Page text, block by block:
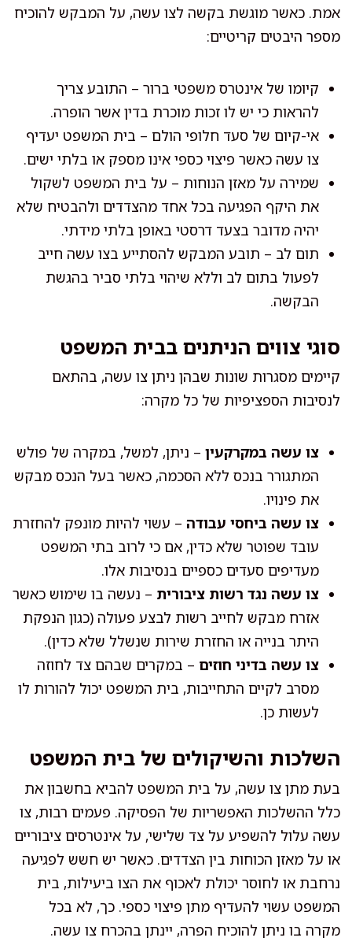
אמת. כאשר מוגשת בקשה לצו עשה, על המבקש להוכיח
מספר היבטים קריטיים:
קיומו של אינטרס משפטי ברור – התובע צריך
להראות כי יש לו זכות מוכרת בדין אשר הופרה.
אי-קיום של סעד חלופי הולם – בית המשפט יעדיף
צו עשה כאשר פיצוי כספי אינו מספק או בלתי ישים.
שמירה על מאזן הנוחות – על בית המשפט לשקול
את היקף הפגיעה בכל אחד מהצדדים ולהבטיח שלא
יהיה מדובר בצעד דרסטי באופן בלתי מידתי.
תום לב – תובע המבקש להסתייע בצו עשה חייב
לפעול בתום לב וללא שיהוי בלתי סביר בהגשת
הבקשה.
סוגי צווים הניתנים בבית המשפט
קיימים מסגרות שונות שבהן ניתן צו עשה, בהתאם
לנסיבות הספציפיות של כל מקרה:
צו עשה במקרקעין – ניתן, למשל, במקרה של פולש
המתגורר בנכס ללא הסכמה, כאשר בעל הנכס מבקש
את פינויו.
צו עשה ביחסי עבודה – עשוי להיות מונפק להחזרת
עובד שפוטר שלא כדין, אם כי לרוב בתי המשפט
מעדיפים סעדים כספיים בנסיבות אלו.
צו עשה נגד רשות ציבורית – נעשה בו שימוש כאשר
אזרח מבקש לחייב רשות לבצע פעולה (כגון הנפקת
היתר בנייה או החזרת שירות שנשלל שלא כדין).
צו עשה בדיני חוזים – במקרים שבהם צד לחוזה
מסרב לקיים התחייבות, בית המשפט יכול להורות לו
לעשות כן.
השלכות והשיקולים של בית המשפט
בעת מתן צו עשה, על בית המשפט להביא בחשבון את
כלל ההשלכות האפשריות של הפסיקה. פעמים רבות, צו
עשה עלול להשפיע על צד שלישי, על אינטרסים ציבוריים
או על מאזן הכוחות בין הצדדים. כאשר יש חשש לפגיעה
נרחבת או לחוסר יכולת לאכוף את הצו ביעילות, בית
המשפט עשוי להעדיף מתן פיצוי כספי. כך, לא בכל
מקרה בו ניתן להוכיח הפרה, יינתן בהכרח צו עשה.